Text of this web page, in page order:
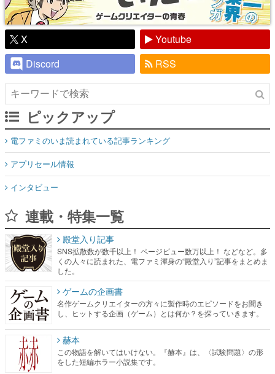
X
Youtube
Discord
RSS
ピックアップ
電ファミのいま読まれている記事ランキング
アプリセール情報
インタビュー
連載・特集一覧
殿堂入り記事
SNS拡散数が数千以上！ ページビュー数万以上！ などなど。多
くの人々に読まれた、電ファミ渾身の“殿堂入り”記事をまとめま
した。
ゲームの企画書
名作ゲームクリエイターの方々に製作時のエピソードをお聞き
し、ヒットする企画（ゲーム）とは何か？を探っていきます。
赫本
この物語を解いてはいけない。『赫本』は、〈試験問題〉の形
をした短編ホラー小説集です。